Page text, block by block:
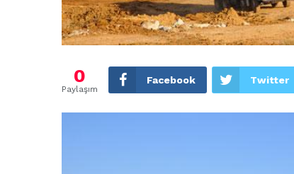
0
Paylaşım
Facebook Twitter